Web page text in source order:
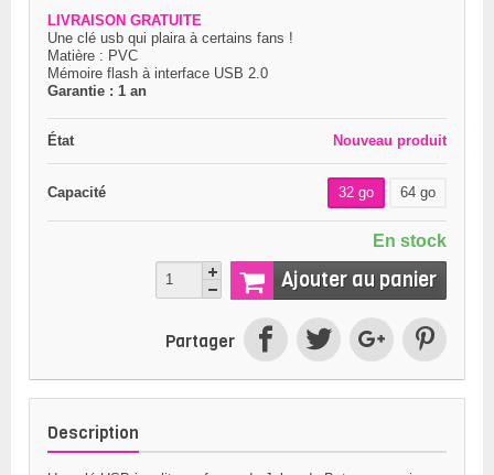
LIVRAISON GRATUITE
Une clé usb qui plaira à certains fans !
Matière : PVC
Mémoire flash à interface USB 2.0
Garantie : 1 an
État Nouveau produit
Capacité 32 go 64 go
En stock
Ajouter au panier
Partager
Description